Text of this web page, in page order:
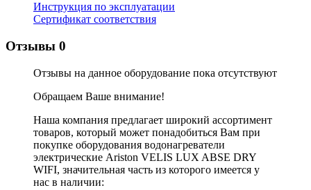
Инструкция по эксплуатации
Сертификат соответствия
Отзывы 0
Отзывы на данное оборудование пока отсутствуют
Обращаем Ваше внимание!
Наша компания предлагает широкий ассортимент
товаров, который может понадобиться Вам при
покупке оборудования водонагреватели
электрические Ariston VELIS LUX ABSE DRY
WIFI, значительная часть из которого имеется у
нас в наличии: